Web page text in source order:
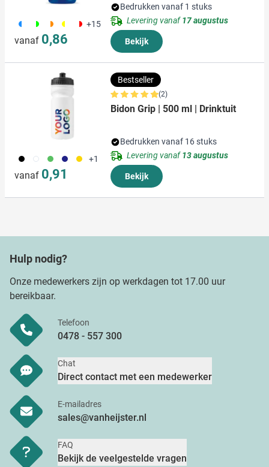
190 191 192 241 188 +15
vanaf 0,86
Bedrukken vanaf 1 stuks
Levering vanaf17 augustus
Bekijk
001 002 004 005 006 +1
vanaf 0,91
Bestseller
(2)
Bidon Grip | 500 ml | Drinktuit
Bedrukken vanaf 16 stuks
Levering vanaf13 augustus
Bekijk
Hulp nodig?
Onze medewerkers zijn op werkdagen tot 17.00 uur
bereikbaar.
Telefoon
0478 - 557 300
Chat
Direct contact met een medewerker
E-mailadres
sales@vanheijster.nl
FAQ
Bekijk de veelgestelde vragen